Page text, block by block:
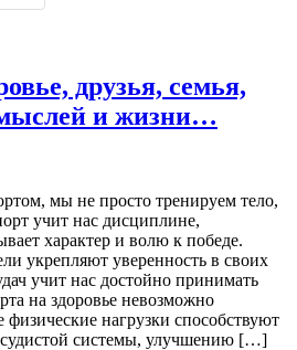
друзья, семья,
и жизни…
мы не просто тренируем тело,
учит нас дисциплине,
характер и волю к победе.
укрепляют уверенность в своих
учит нас достойно принимать
на здоровье невозможно
физические нагрузки способствуют
системы, улучшению […]